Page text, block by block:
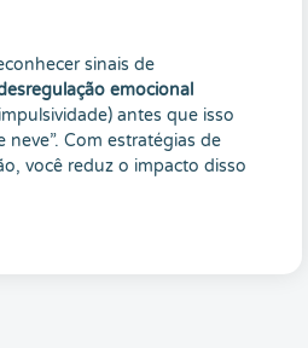
sinais de
emocional
antes que isso
neve”. Com estratégias de
você reduz o impacto disso